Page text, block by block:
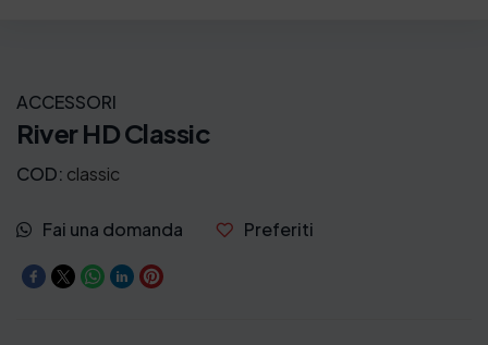
ACCESSORI
River HD Classic
COD: classic
Fai una domanda Preferiti